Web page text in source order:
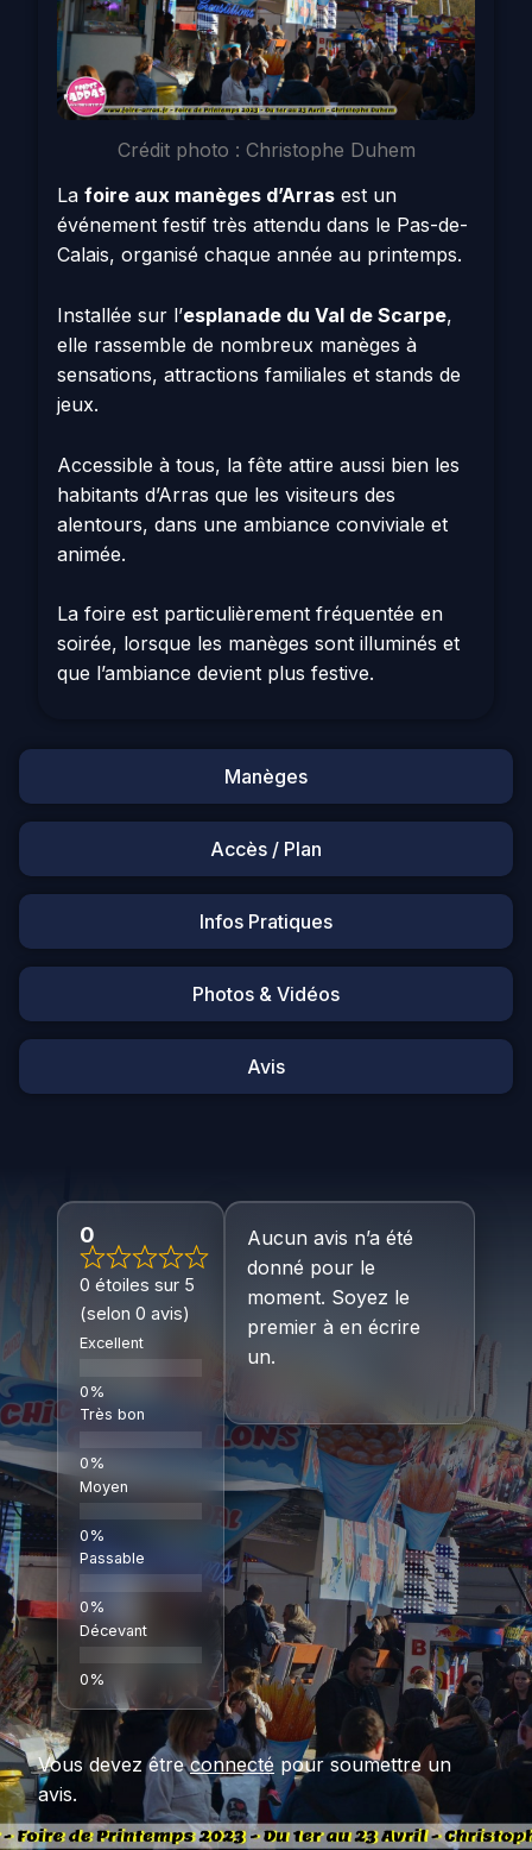
Manèges
Accès / Plan
Infos Pratiques
Photos & Vidéos
Avis
Crédit photo : Christophe Duhem
La foire aux manèges d’Arras est un
événement festif très attendu dans le Pas-de-
Calais, organisé chaque année au printemps.
Installée sur l’esplanade du Val de Scarpe,
elle rassemble de nombreux manèges à
sensations, attractions familiales et stands de
jeux.
Accessible à tous, la fête attire aussi bien les
habitants d’Arras que les visiteurs des
alentours, dans une ambiance conviviale et
animée.
La foire est particulièrement fréquentée en
soirée, lorsque les manèges sont illuminés et
que l’ambiance devient plus festive.
0
0 étoiles sur 5
(selon 0 avis)
Excellent
Très bon
Moyen
Passable
Décevant
Aucun avis n’a été
donné pour le
moment. Soyez le
premier à en écrire
un.
Vous devez êtreconnecté pour soumettre un
avis.